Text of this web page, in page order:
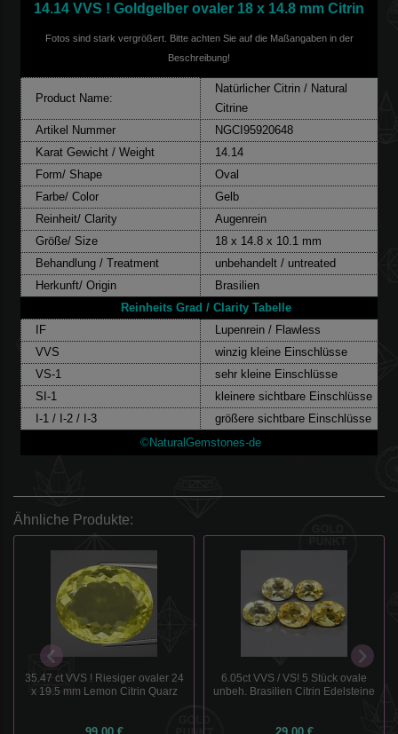
14.14 VVS ! Goldgelber ovaler 18 x 14.8 mm Citrin
Fotos sind stark vergrößert. Bitte achten Sie auf die Maßangaben in der
Beschreibung!
Product Name:
Natürlicher Citrin / Natural
Citrine
Artikel Nummer
NGCI95920648
Karat Gewicht / Weight
14.14
Form/ Shape
Oval
Farbe/ Color
Gelb
Reinheit/ Clarity
Augenrein
Größe/ Size
18 x 14.8 x 10.1 mm
Behandlung / Treatment
unbehandelt / untreated
Herkunft/ Origin
Brasilien
Reinheits Grad / Clarity Tabelle
IF
Lupenrein / Flawless
VVS
winzig kleine Einschlüsse
VS-1
sehr kleine Einschlüsse
SI-1
kleinere sichtbare Einschlüsse
I-1 / I-2 / I-3
größere sichtbare Einschlüsse
©NaturalGemstones-de
Ähnliche Produkte:
35.47 ct VVS ! Riesiger ovaler 24
x 19.5 mm Lemon Citrin Quarz
6.05ct VVS / VS! 5 Stück ovale
unbeh. Brasilien Citrin Edelsteine